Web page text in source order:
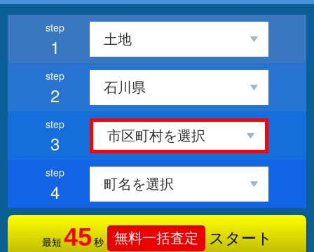
1
2
3
4
最短 45 秒 無料一括査定 スタート